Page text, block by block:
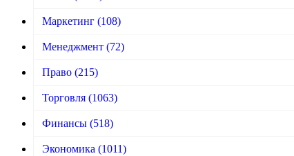
Маркетинг (108)
Менеджмент (72)
Право (215)
Торговля (1063)
Финансы (518)
Экономика (1011)